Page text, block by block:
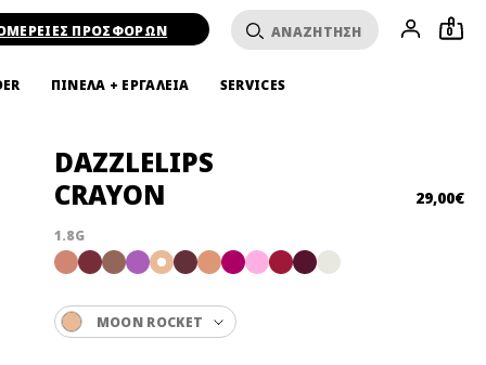
ΠΡΟΣΦΟΡΩΝ 0
ΠΙΝΕΛΑ + ΕΡΓΑΛΕΙΑ SERVICES
DAZZLELIPS
CRAYON
29,00€
1.8G
MOON ROCKET